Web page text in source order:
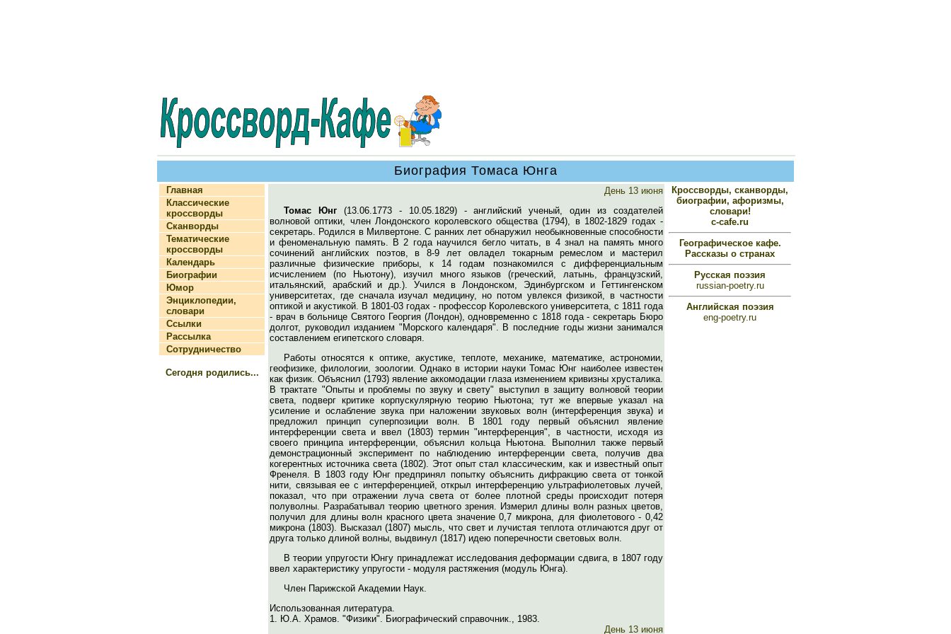
Биография Томаса Юнга
Главная
Классические
кроссворды
Сканворды
Тематические
кроссворды
Календарь
Биографии
Юмор
Энциклопедии,
словари
Ссылки
Рассылка
Сотрудничество
Сегодня родились...
День 13 июня
Томас Юнг(13.06.1773 - 10.05.1829) - английский ученый, один из создателей
волновой оптики, член Лондонского королевского общества (1794), в 1802-1829 годах -
секретарь. Родился в Милвертоне. С ранних лет обнаружил необыкновенные способности
и феноменальную память. В 2 года научился бегло читать, в 4 знал на память много
сочинений английских поэтов, в 8-9 лет овладел токарным ремеслом и мастерил
различные физические приборы, к 14 годам познакомился с дифференциальным
исчислением (по Ньютону), изучил много языков (греческий, латынь, французский,
итальянский, арабский и др.). Учился в Лондонском, Эдинбургском и Геттингенском
университетах, где сначала изучал медицину, но потом увлекся физикой, в частности
оптикой и акустикой. В 1801-03 годах - профессор Королевского университета, с 1811 года
- врач в больнице Святого Георгия (Лондон), одновременно с 1818 года - секретарь Бюро
долгот, руководил изданием "Морского календаря". В последние годы жизни занимался
составлением египетского словаря.
Работы относятся к оптике, акустике, теплоте, механике, математике, астрономии,
геофизике, филологии, зоологии. Однако в истории науки Томас Юнг наиболее известен
как физик. Объяснил (1793) явление аккомодации глаза изменением кривизны хрусталика.
В трактате "Опыты и проблемы по звуку и свету" выступил в защиту волновой теории
света, подверг критике корпускулярную теорию Ньютона; тут же впервые указал на
усиление и ослабление звука при наложении звуковых волн (интерференция звука) и
предложил принцип суперпозиции волн. В 1801 году первый объяснил явление
интерференции света и ввел (1803) термин "интерференция", в частности, исходя из
своего принципа интерференции, объяснил кольца Ньютона. Выполнил также первый
демонстрационный эксперимент по наблюдению интерференции света, получив два
когерентных источника света (1802). Этот опыт стал классическим, как и известный опыт
Френеля. В 1803 году Юнг предпринял попытку объяснить дифракцию света от тонкой
нити, связывая ее с интерференцией, открыл интерференцию ультрафиолетовых лучей,
показал, что при отражении луча света от более плотной среды происходит потеря
полуволны. Разрабатывал теорию цветного зрения. Измерил длины волн разных цветов,
получил для длины волн красного цвета значение 0,7 микрона, для фиолетового - 0,42
микрона (1803). Высказал (1807) мысль, что свет и лучистая теплота отличаются друг от
друга только длиной волны, выдвинул (1817) идею поперечности световых волн.
В теории упругости Юнгу принадлежат исследования деформации сдвига, в 1807 году
ввел характеристику упругости - модуля растяжения (модуль Юнга).
Член Парижской Академии Наук.
Использованная литература.
1. Ю.А. Храмов. "Физики". Биографический справочник., 1983.
День 13 июня
Кроссворды, сканворды,
биографии, афоризмы,
словари!
c-cafe.ru
Географическое кафе.
Рассказы о странах
Русская поэзия
russian-poetry.ru
Английская поэзия
eng-poetry.ru